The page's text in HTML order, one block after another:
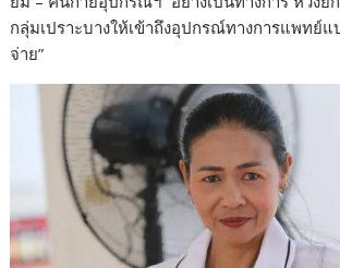
กลุ่มเปราะบางให้เข้าถึงอุปกรณ์ทางการแพทย์
จ่าย”